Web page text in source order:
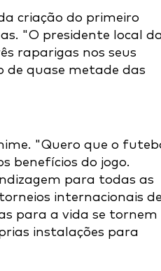
criação do primeiro
"O presidente local
raparigas nos seus
de quase metade das
"Quero que o
benefícios do jogo.
para todas as
internacionais
para a vida se tornem
instalações para